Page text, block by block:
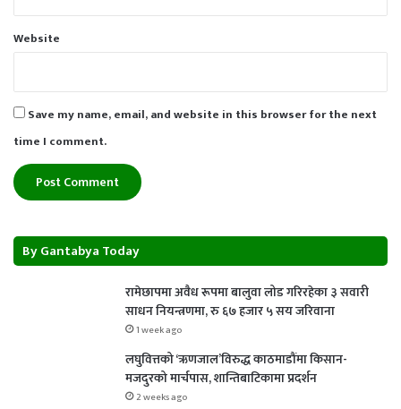
Website
Save my name, email, and website in this browser for the next
time I comment.
By Gantabya Today
रामेछापमा अवैध रूपमा बालुवा लोड गरिरहेका ३ सवारी
साधन नियन्त्रणमा, रु ६७ हजार ५ सय जरिवाना
1 week ago
लघुवित्तको ‘ऋणजाल’विरुद्ध काठमाडौंमा किसान-
मजदुरको मार्चपास, शान्तिबाटिकामा प्रदर्शन
2 weeks ago